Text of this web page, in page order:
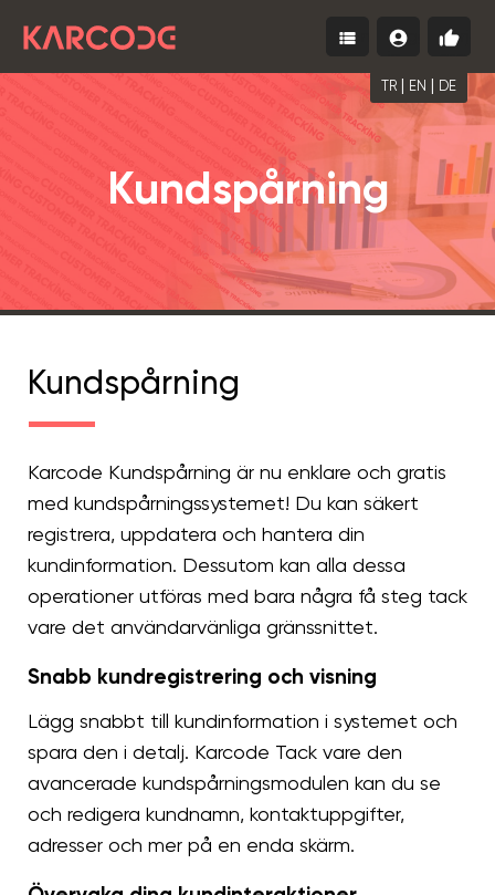
thumb_up
Börja
account_circle
Logga
view_list
Menu
TR EN DE
Kundspårning
Kundspårning
Karcode Kundspårning är nu enklare och gratis
med kundspårningssystemet! Du kan säkert
registrera, uppdatera och hantera din
kundinformation. Dessutom kan alla dessa
operationer utföras med bara några få steg tack
vare det användarvänliga gränssnittet.
Snabb kundregistrering och visning
Lägg snabbt till kundinformation i systemet och
spara den i detalj. Karcode Tack vare den
avancerade kundspårningsmodulen kan du se
och redigera kundnamn, kontaktuppgifter,
adresser och mer på en enda skärm.